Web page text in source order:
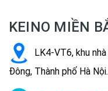
KEINO MIỀN
LK4-VT6, khu
Đông, Thành phố Hà Nội.